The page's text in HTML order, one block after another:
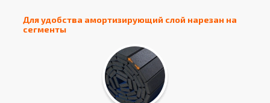
Для удобства амортизирующий слой нарезан на
сегменты